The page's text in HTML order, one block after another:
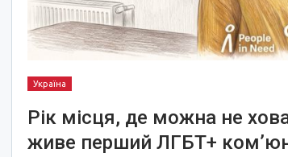
Україна
Рік місця, де можна не
живе перший ЛГБТ+